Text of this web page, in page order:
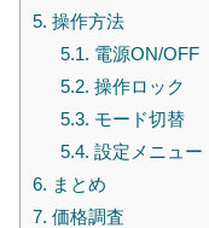
5. 操作方法
5.1. 電源ON/OFF
5.2. 操作ロック
5.3. モード切替
5.4. 設定メニュー
6. まとめ
7. 価格調査